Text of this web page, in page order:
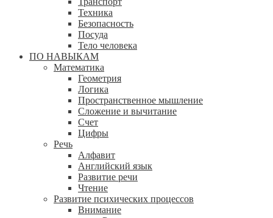
Техника
Безопасность
Посуда
Тело человека
ПО НАВЫКАМ
Математика
Геометрия
Логика
Пространственное мышление
Сложение и вычитание
Счет
Цифры
Речь
Алфавит
Английский язык
Развитие речи
Чтение
Развитие психических процессов
Внимание